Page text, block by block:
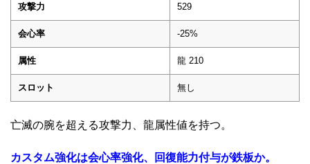
攻撃力 529
会心率 -25%
属性 龍 210
スロット 無し
亡滅の腕を超える攻撃力、龍属性値を持つ。
カスタム強化は会心率強化、回復能力付与が鉄板か。